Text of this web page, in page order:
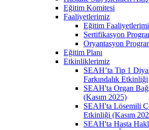
Eğitim Komitesi
Faaliyetlerimiz
Eğitim
Sertifikasyon
Oryantasyon
Eğitim Planı
Etkinliklerimiz
SEAH’ta Tip 1
Farkındalık Etkinliği
SEAH'ta Organ
(Kasım 2025)
SEAH'ta Lösemili
Etkinliği (Kasım
SEAH'ta Hasta